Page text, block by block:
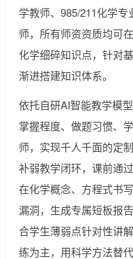
学教师、985/211化学
师，所有师资资质均可
化学细碎知识点，针对
渐进搭建知识体系。
依托自研AI智能教学模
掌握程度、做题习惯、
师，实现千人千面的定
补弱教学闭环，课前通
在化学概念、方程式书
漏洞，生成专属短板报
合学生薄弱点针对性讲
练为主，用科学方法替